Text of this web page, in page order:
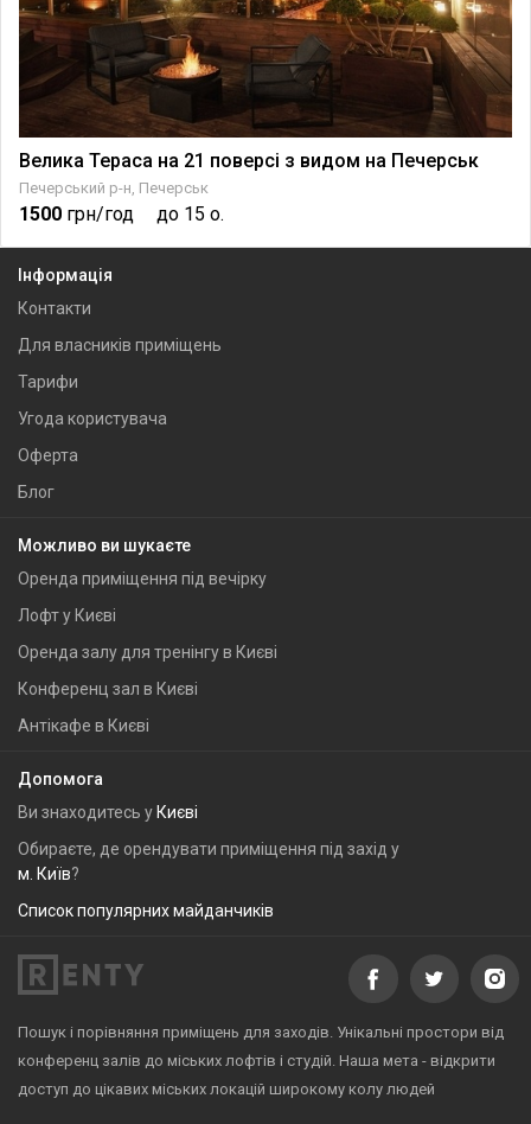
Велика Тераса на 21 поверсі з видом на Печерськ
Печерський р-н, Печерськ
1500 грн/год до 15 о.
Інформація
Контакти
Для власників приміщень
Тарифи
Угода користувача
Оферта
Блог
Можливо ви шукаєте
Оренда приміщення під вечірку
Лофт у Києві
Оренда залу для тренінгу в Києві
Конференц зал в Києві
Антікафе в Києві
Допомога
Ви знаходитесь у Києві
Обираєте, де орендувати приміщення під захід у
м. Київ?
Список популярних майданчиків
Пошук і порівняння приміщень для заходів. Унікальні простори від
конференц залів до міських лофтів і студій. Наша мета - відкрити
доступ до цікавих міських локацій широкому колу людей